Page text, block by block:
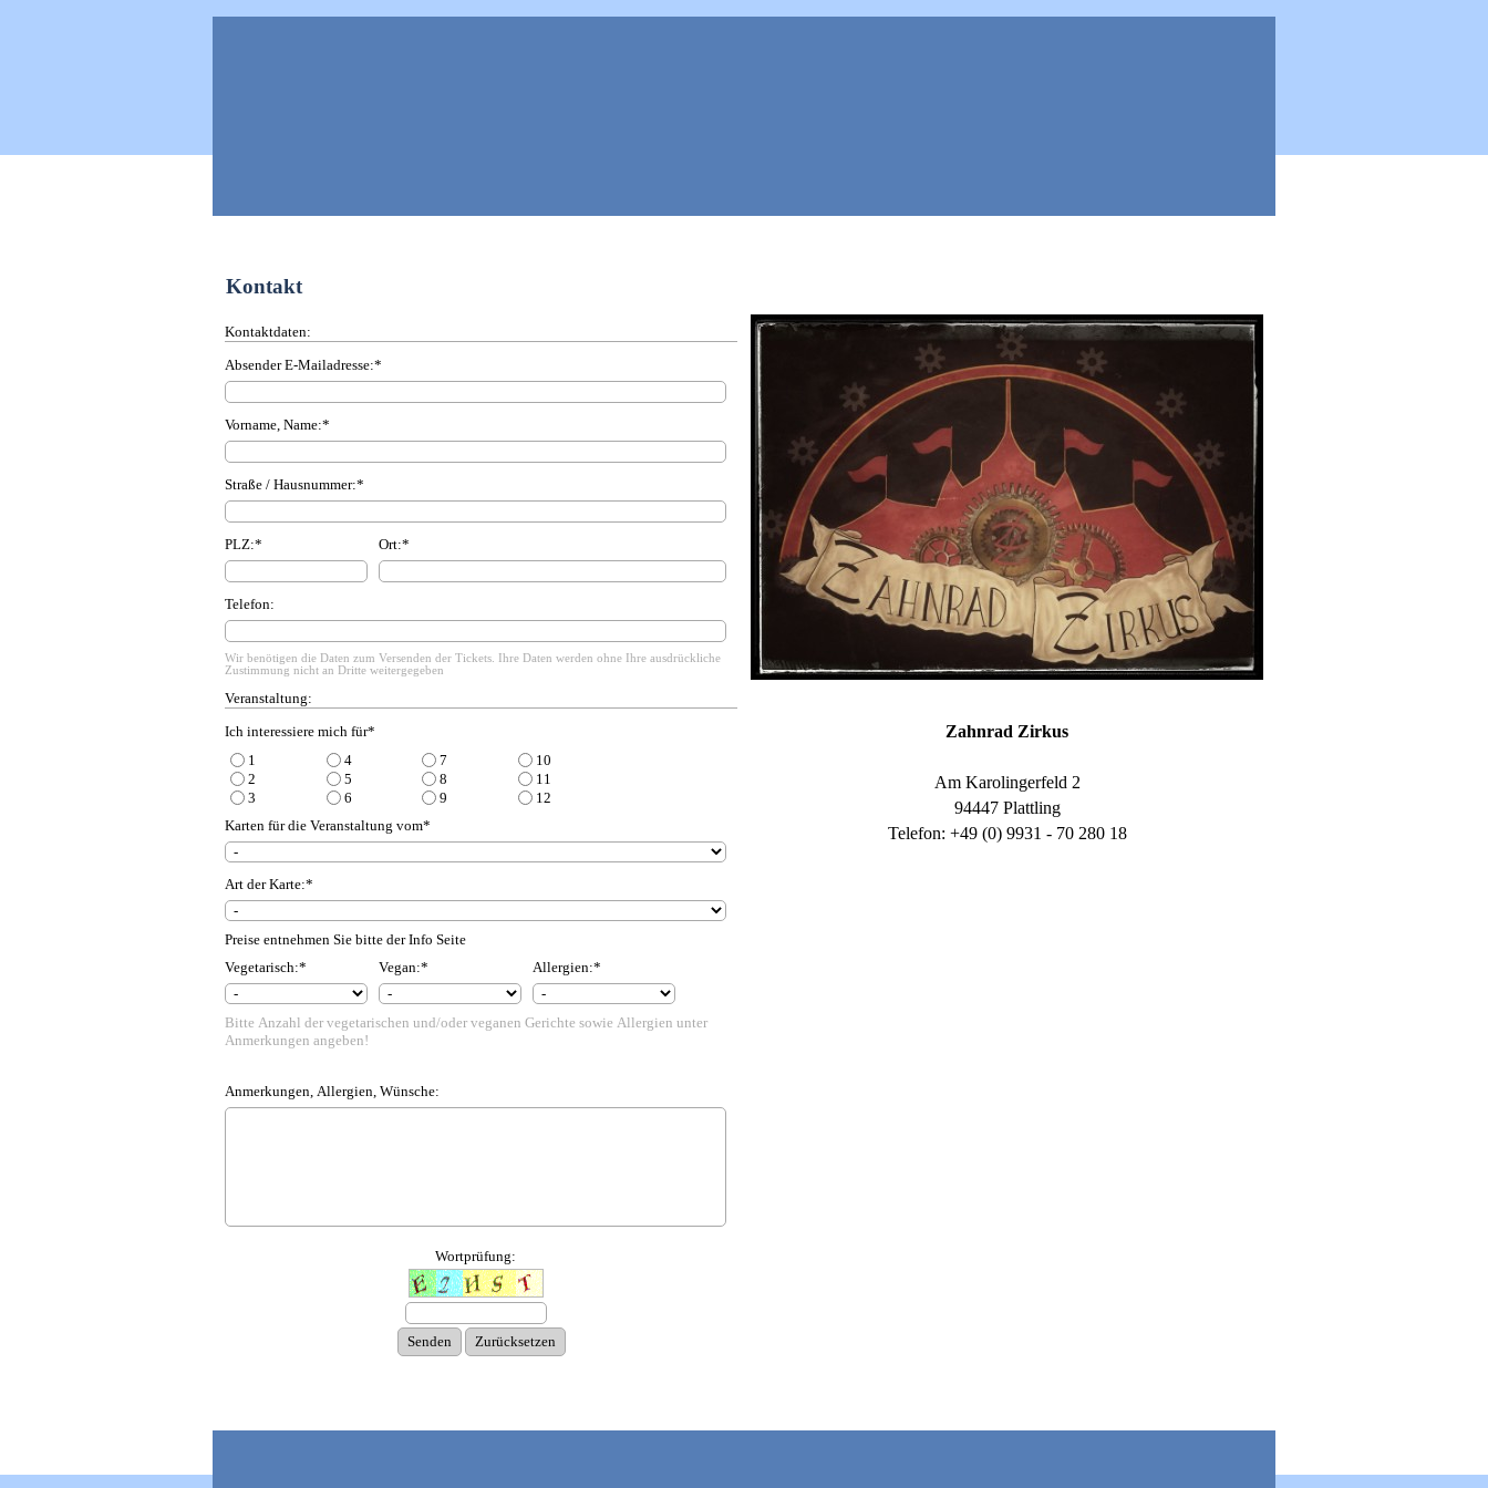
Kontakt
Kontaktdaten:
Absender E-Mailadresse:*
Vorname, Name:*
Straße / Hausnummer:*
PLZ:* Ort:*
Telefon:
Wir benötigen die Daten zum Versenden der Tickets. Ihre Daten werden ohne Ihre ausdrückliche
Zustimmung nicht an Dritte weitergegeben
Veranstaltung:
Ich interessiere mich für*
1
4 7
10
2
5 8
11
3
6 9
12
Karten für die Veranstaltung vom*
Art der Karte:*
Preise entnehmen Sie bitte der Info Seite
Vegetarisch:*
Vegan:* Allergien:*
Bitte Anzahl der vegetarischen und/oder veganen Gerichte sowie Allergien unter
Anmerkungen angeben!
Anmerkungen, Allergien, Wünsche:
Wortprüfung:
Zahnrad Zirkus
Am Karolingerfeld 2
94447 Plattling
Telefon: +49 (0) 9931 - 70 280 18